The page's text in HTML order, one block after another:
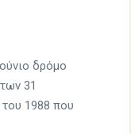
δρόμο
31
1988 που